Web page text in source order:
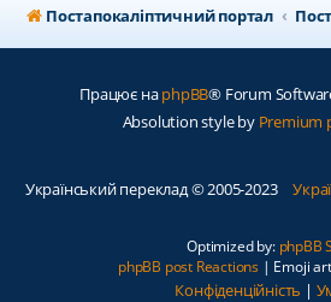
Постапокаліптичний портал
Працює наphpBB® Forum
Absolution style by Premium
Український переклад © 2005-2023
Optimized by: phpBB
phpBB post Reactions| Emoji
Конфіденційність |